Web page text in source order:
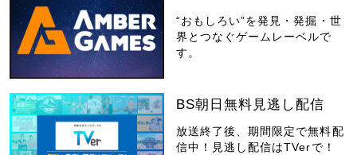
“おもしろい”を発見・発掘・世
界とつなぐゲームレーベルで
す。
BS朝日無料見逃し配信
放送終了後、期間限定で無料配
信中！見逃し配信はTVerで！